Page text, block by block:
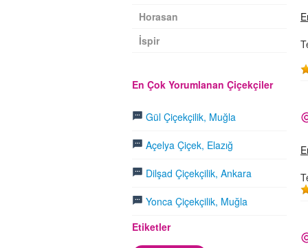
Horasan
İspir
En Çok Yorumlanan Çiçekçiler
Gül Çiçekçilik, Muğla
Açelya Çiçek, Elazığ
Dilşad Çiçekçilik, Ankara
Yonca Çiçekçilik, Muğla
Etiketler